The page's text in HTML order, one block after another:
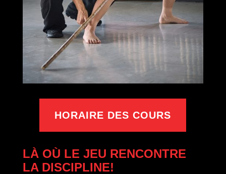
HORAIRE DES COURS
LÀ OÙ LE JEU RENCONTRE
LA DISCIPLINE!